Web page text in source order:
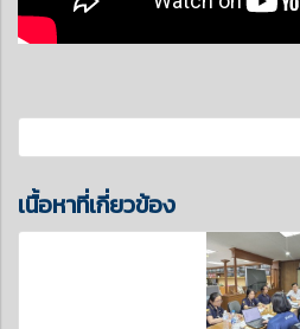
เนื้อหาที่เกี่ยวข้อง